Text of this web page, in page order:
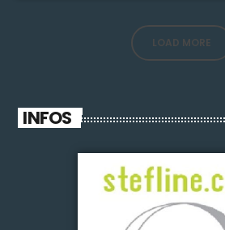
LOAD MORE
INFOS